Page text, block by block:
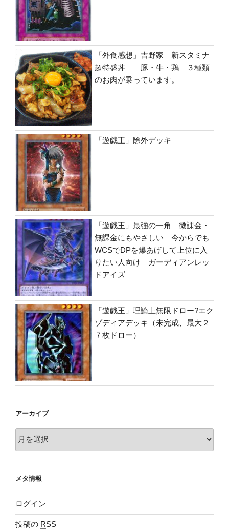
「外食感想」吉野家 新スタミナ
超特盛丼 豚・牛・鶏 ３種類
のお肉が乗っています。
「遊戯王」除外デッキ
「遊戯王」最強の一角 微課金・
無課金にもやさしい 今からでも
WCSでDPを爆あげして上位に入
りたい人向け ガーディアンレッ
ドアイズ
「遊戯王」理論上無限ドロー?エク
ゾディアデッキ（未完成、最大２
７枚ドロー）
アーカイブ
ア
ブ
メタ情報
ログイン
投稿の RSS